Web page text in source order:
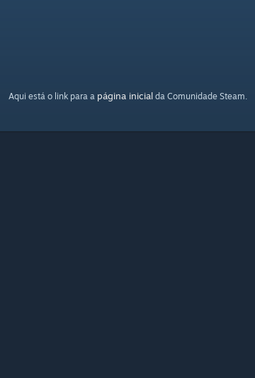
Aqui está o link para a página inicial da Comunidade Steam.